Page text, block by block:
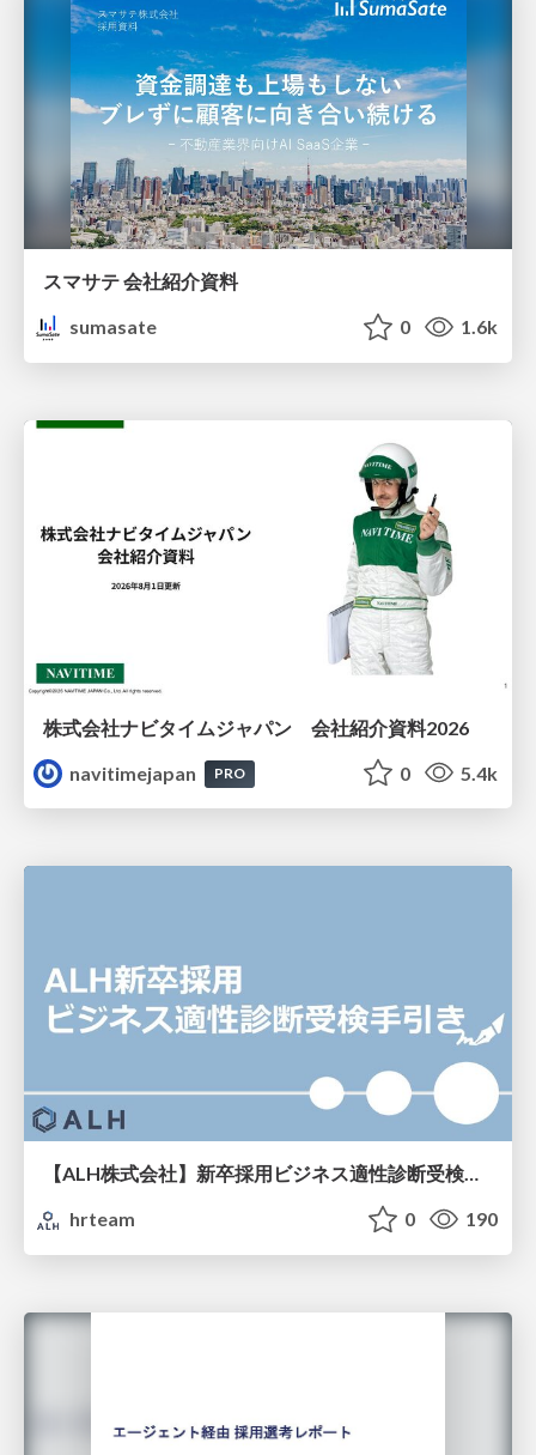
スマサテ 会社紹介資料
sumasate
0 1.6k
株式会社ナビタイムジャパン 会社紹介資料2026
navitimejapan
PRO 0 5.4k
【ALH株式会社】新卒採用ビジネス適性診断受検手引き
hrteam
0 190